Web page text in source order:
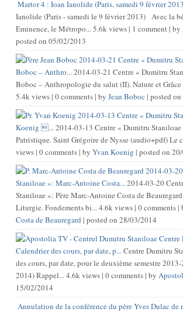
Martor 4 : Ioan Ianolide (Paris, samedi 9 février
Ianolide (Paris - samedi le 9 février 2013) Avec la bénédiction de Son
Eminence, le Métropo...5.6k views| 1 comment| by
posted on 05/02/2013
2014-03-21 Centre « Dumitru
Boboc – Anthro...2014-03-21 Centre « Dumitru
Boboc – Anthropologie du salut (II). Nature et
5.4k views| 0 comments| by Jean Boboc | posted
2014-03-13 Centre « Dumitru
Koenig ...2014-03-13 Centre « Dumitru
Patristique. Saint Grégoire de Nysse (audio+pdf) Le
views| 0 comments| by Yvan Koenig | posted on
2014-03-
Staniloae »: Marc-Antoine Costa...2014-03-20
Staniloae »: Père Marc-Antoine Costa de
Liturgie. Fondements bi...4.6k views| 0 comments|
Costa de Beauregard | posted on 28/03/2014
Centre
Calendrier des cours, par date, p...Centre Dumitru
des cours, par date, pour le deuxième semestre
2014) Rappel...4.6k views| 0 comments| by
15/02/2014
Annulation de la conférence du père Yves Dulac de